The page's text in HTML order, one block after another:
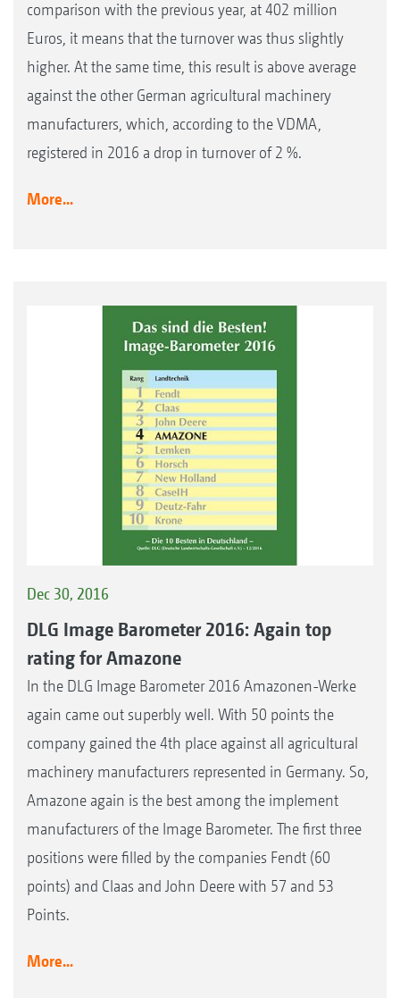
comparison with the previous year, at 402 million
Euros, it means that the turnover was thus slightly
higher. At the same time, this result is above average
against the other German agricultural machinery
manufacturers, which, according to the VDMA,
registered in 2016 a drop in turnover of 2 %.
More...
Dec 30, 2016
DLG Image Barometer 2016: Again top
rating for Amazone
In the DLG Image Barometer 2016 Amazonen-Werke
again came out superbly well. With 50 points the
company gained the 4th place against all agricultural
machinery manufacturers represented in Germany. So,
Amazone again is the best among the implement
manufacturers of the Image Barometer. The first three
positions were filled by the companies Fendt (60
points) and Claas and John Deere with 57 and 53
Points.
More...